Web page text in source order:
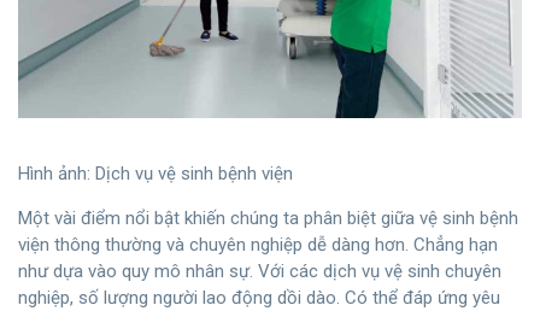
Hình ảnh: Dịch vụ vệ sinh bệnh viện
Một vài điểm nổi bật khiến chúng ta phân biệt giữa vệ sinh bệnh
viện thông thường và chuyên nghiệp dễ dàng hơn. Chẳng hạn
như dựa vào quy mô nhân sự. Với các dịch vụ vệ sinh chuyên
nghiệp, số lượng người lao động dồi dào. Có thể đáp ứng yêu